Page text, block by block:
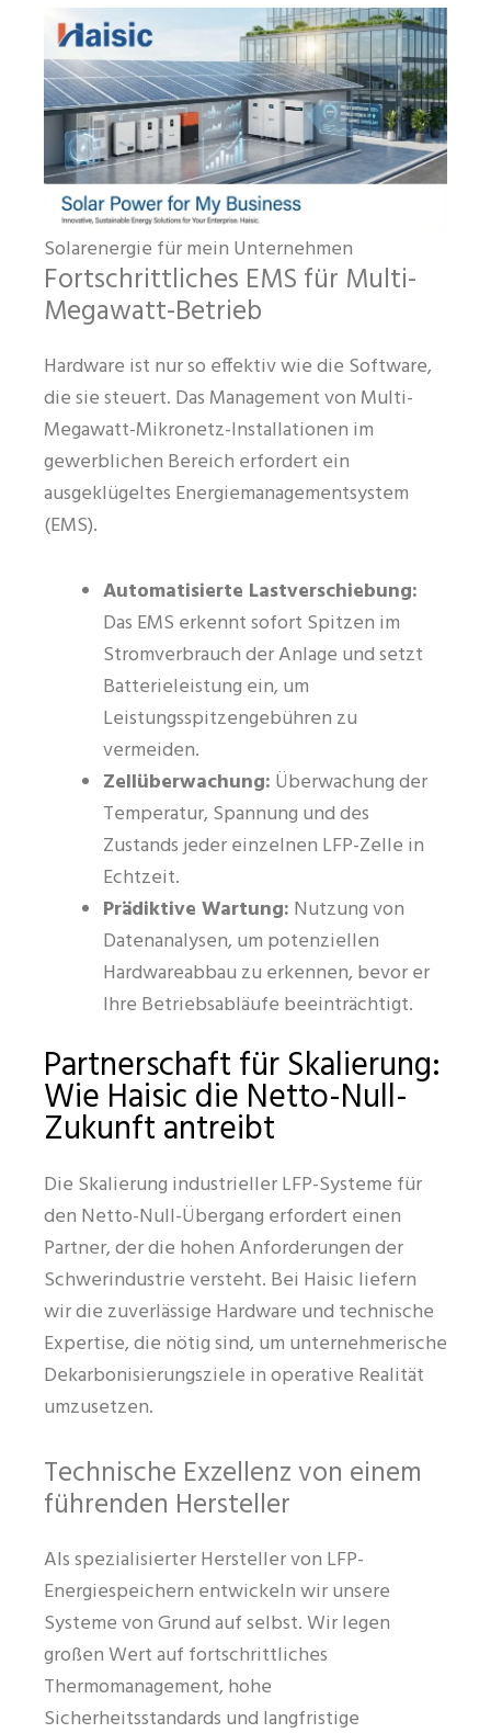
Solarenergie für mein Unternehmen
Fortschrittliches EMS für Multi-
Megawatt-Betrieb
Hardware ist nur so effektiv wie die Software,
die sie steuert. Das Management von Multi-
Megawatt-Mikronetz-Installationen im
gewerblichen Bereich erfordert ein
ausgeklügeltes Energiemanagementsystem
(EMS).
Automatisierte Lastverschiebung:
Das EMS erkennt sofort Spitzen im
Stromverbrauch der Anlage und setzt
Batterieleistung ein, um
Leistungsspitzengebühren zu
vermeiden.
Zellüberwachung: Überwachung der
Temperatur, Spannung und des
Zustands jeder einzelnen LFP-Zelle in
Echtzeit.
Prädiktive Wartung: Nutzung von
Datenanalysen, um potenziellen
Hardwareabbau zu erkennen, bevor er
Ihre Betriebsabläufe beeinträchtigt.
Partnerschaft für Skalierung:
Wie Haisic die Netto-Null-
Zukunft antreibt
Die Skalierung industrieller LFP-Systeme für
den Netto-Null-Übergang erfordert einen
Partner, der die hohen Anforderungen der
Schwerindustrie versteht. Bei Haisic liefern
wir die zuverlässige Hardware und technische
Expertise, die nötig sind, um unternehmerische
Dekarbonisierungsziele in operative Realität
umzusetzen.
Technische Exzellenz von einem
führenden Hersteller
Als spezialisierter Hersteller von LFP-
Energiespeichern entwickeln wir unsere
Systeme von Grund auf selbst. Wir legen
großen Wert auf fortschrittliches
Thermomanagement, hohe
Sicherheitsstandards und langfristige